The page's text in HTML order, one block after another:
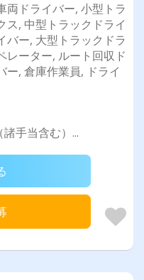
両ドライバー, 小型トラ
ス, 中型トラックドライ
バー, 大型トラックドラ
レーター, ルート回収ド
ー, 倉庫作業員, ドライ
手当含む）...